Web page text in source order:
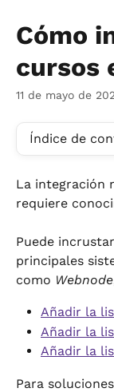
Cómo
cursos
11 de mayo de
Índice de
La integración
requiere
Puede
principales
como Webnode
Añadir la
Añadir la
Añadir la
Para